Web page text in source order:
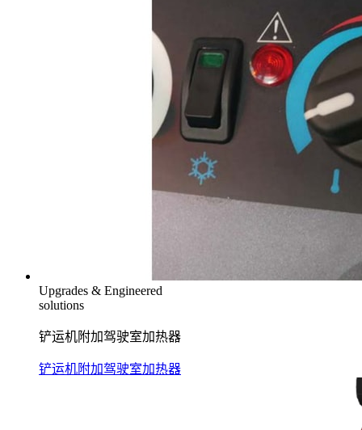
Upgrades & Engineered
solutions
铲运机附加驾驶室加热器
铲运机附加驾驶室加热器